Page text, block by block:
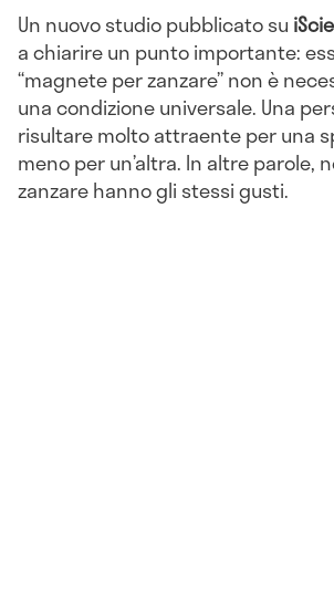
Un nuovo studio pubblicato su
a chiarire un punto importante:
“magnete per zanzare” non è
una condizione universale. Una
risultare molto attraente per una
meno per un’altra. In altre parole,
zanzare hanno gli stessi gusti.